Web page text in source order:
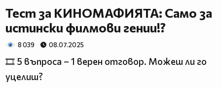
Тест за КИНОМАФИЯТА: Само за
истински филмови гении!?
8 039 08.07.2025
🎞️ 5 въпроса – 1 верен отговор. Можеш ли го
уцелиш?